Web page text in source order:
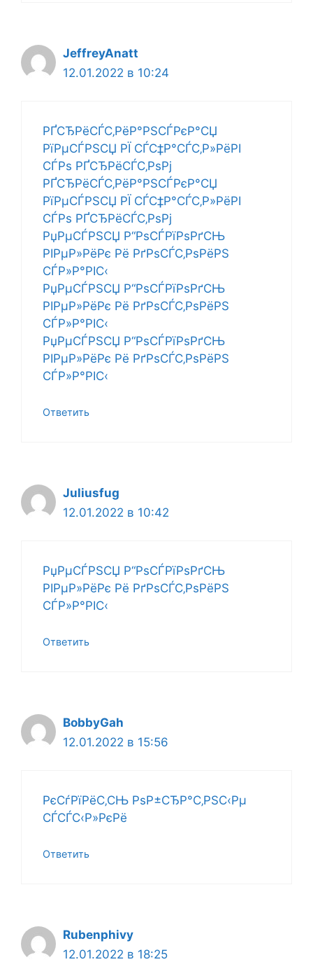
JeffreyAnatt
12.01.2022 в 10:24
РҐСЂРёСЃС‚РёР°РЅСЃРєР°СЏ
РїРµСЃРЅСЏ РЇ СЃС‡Р°СЃС‚Р»РёРІ
СЃРѕ РҐСЂРёСЃС‚РѕРј
РҐСЂРёСЃС‚РёР°РЅСЃРєР°СЏ
РїРµСЃРЅСЏ РЇ СЃС‡Р°СЃС‚Р»РёРІ
СЃРѕ РҐСЂРёСЃС‚РѕРј
РџРµСЃРЅСЏ Р“РѕСЃРїРѕРґСЊ
РІРµР»РёРє Рё РґРѕСЃС‚РѕРёРЅ
СЃР»Р°РІС‹
РџРµСЃРЅСЏ Р“РѕСЃРїРѕРґСЊ
РІРµР»РёРє Рё РґРѕСЃС‚РѕРёРЅ
СЃР»Р°РІС‹
РџРµСЃРЅСЏ Р“РѕСЃРїРѕРґСЊ
РІРµР»РёРє Рё РґРѕСЃС‚РѕРёРЅ
СЃР»Р°РІС‹
Ответить
Juliusfug
12.01.2022 в 10:42
РџРµСЃРЅСЏ Р“РѕСЃРїРѕРґСЊ
РІРµР»РёРє Рё РґРѕСЃС‚РѕРёРЅ
СЃР»Р°РІС‹
Ответить
BobbyGah
12.01.2022 в 15:56
РєСѓРїРёС‚СЊ РѕР±СЂР°С‚РЅС‹Рµ
СЃСЃС‹Р»РєРё
Ответить
Rubenphivy
12.01.2022 в 18:25